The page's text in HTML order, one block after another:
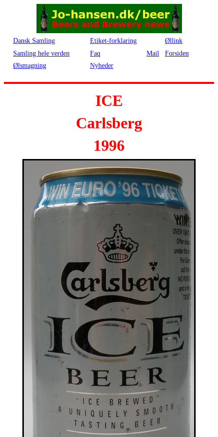
Dansk Samling Etiket-forklaring
Øllink
Samling hele verden
Faq Mail
Forsiden
Ølsmagning
Nyheder
ICE
Carlsberg
1996